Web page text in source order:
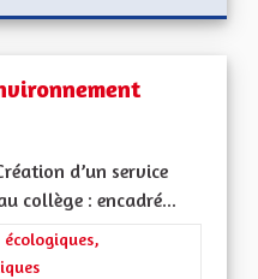
d’un service
collège : encadré...
: Les transitions